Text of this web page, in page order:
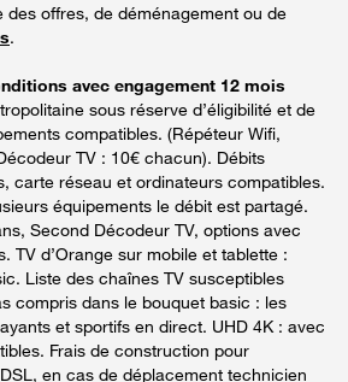
des offres, de déménagement ou de
.
avec engagement 12 mois
sous réserve d’éligibilité et de
compatibles. (Répéteur Wifi,
TV : 10€ chacun). Débits
carte réseau et ordinateurs compatibles.
équipements le débit est partagé.
Second Décodeur TV, options avec
TV d’Orange sur mobile et tablette :
Liste des chaînes TV susceptibles
compris dans le bouquet basic : les
et sportifs en direct. UHD 4K : avec
Frais de construction pour
en cas de déplacement technicien